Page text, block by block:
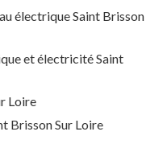
électrique Saint Brisson
et électricité Saint
Loire
Brisson Sur Loire